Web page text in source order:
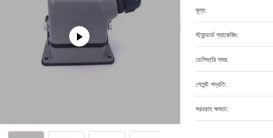
মূল্য:
স্ট্যান্ডার্ড প্যাকেজিং:
ডেলিভারি সময়:
পেমেন্ট পদ্ধতি:
সরবরাহ ক্ষমতা: